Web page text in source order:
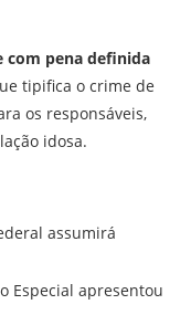
com pena definida
tipifica o crime de
os responsáveis,
idosa.
assumirá
Especial apresentou